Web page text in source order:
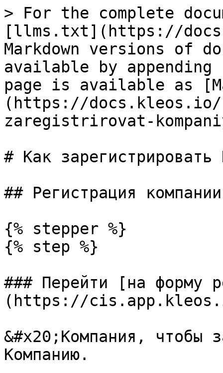
> For the complete
[llms.txt](https://
Markdown versions of
available by
page is available as
(https://docs.kleos.io/
zaregistrirovat-
# Как зарегистрировать
## Регистрация компании
{% stepper %}
{% step %}
### Перейти [на форму
(https://
&#x20;Компания, чтобы
Компанию.